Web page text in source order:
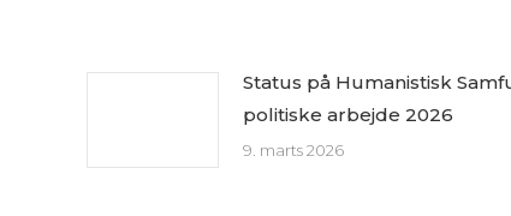
Status på Humanistisk
politiske arbejde 2026
9. marts 2026